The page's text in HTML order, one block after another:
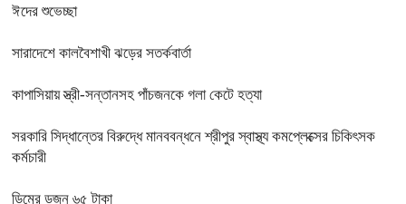
ঈদের শুভেচ্ছা
সারাদেশে কালবৈশাখী ঝড়ের সতর্কবার্তা
কাপাসিয়ায় স্ত্রী-সন্তানসহ পাঁচজনকে গলা কেটে হত্যা
সরকারি সিদ্ধান্তের বিরুদ্ধে মানববন্ধনে শ্রীপুর স্বাস্থ্য কমপ্লেক্সের চিকিৎসক
কর্মচারী
ডিমের ডজন ৬৫ টাকা